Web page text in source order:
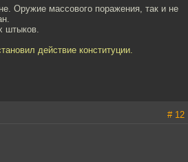
Оружие массового поражения, так и не
штыков.
действие конституции.
# 12